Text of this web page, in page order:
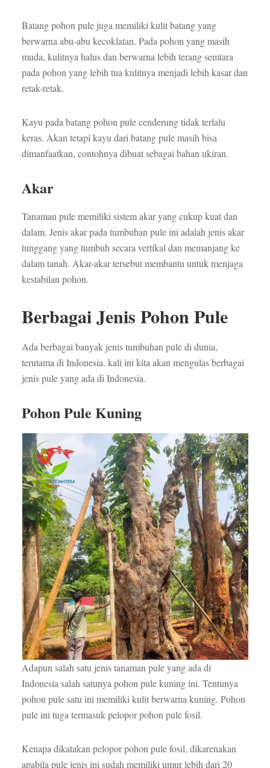
Batang pohon pule juga memiliki kulit batang yang
berwarna abu-abu kecoklatan. Pada pohon yang masih
muda, kulitnya halus dan berwarna lebih terang semtara
pada pohon yang lebih tua kulitnya menjadi lebih kasar dan
retak-retak.
Kayu pada batang pohon pule cenderung tidak terlalu
keras. Akan tetapi kayu dari batang pule masih bisa
dimanfaatkan, contohnya dibuat sebagai bahan ukiran.
Akar
Tanaman pule memiliki sistem akar yang cukup kuat dan
dalam. Jenis akar pada tumbuhan pule ini adalah jenis akar
tunggang yang tumbuh secara vertikal dan memanjang ke
dalam tanah. Akar-akar tersebut membantu untuk menjaga
kestabilan pohon.
Berbagai Jenis Pohon Pule
Ada berbagai banyak jenis tumbuhan pule di dunia,
terutama di Indonesia. kali ini kita akan mengulas berbagai
jenis pule yang ada di Indonesia.
Pohon Pule Kuning
Adapun salah satu jenis tanaman pule yang ada di
Indonesia salah satunya pohon pule kuning ini. Tentunya
pohon pule satu ini memiliki kulit berwarna kuning. Pohon
pule ini tuga termasuk pelopor pohon pule fosil.
Kenapa dikatakan pelopor pohon pule fosil, dikarenakan
apabila pule jenis ini sudah memiliki umur lebih dari 20